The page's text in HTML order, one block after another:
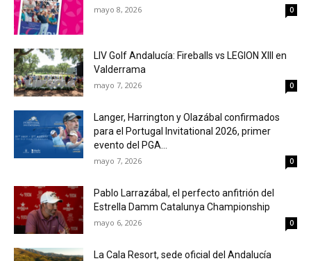
mayo 8, 2026 0
LIV Golf Andalucía: Fireballs vs LEGION XIII en
Valderrama
mayo 7, 2026 0
Langer, Harrington y Olazábal confirmados
para el Portugal Invitational 2026, primer
evento del PGA...
mayo 7, 2026 0
Pablo Larrazábal, el perfecto anfitrión del
Estrella Damm Catalunya Championship
mayo 6, 2026 0
La Cala Resort, sede oficial del Andalucía